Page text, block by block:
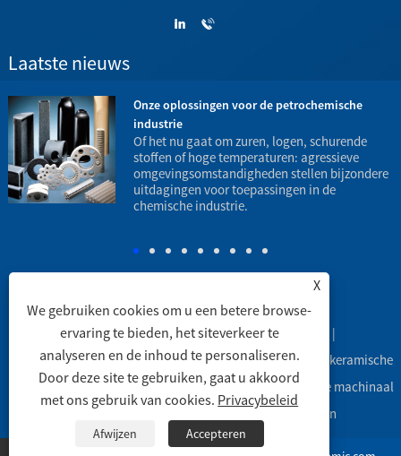
Laatste nieuws
Onze oplossingen voor de petrochemische
industrie
Of het nu gaat om zuren, logen, schurende
stoffen of hoge temperaturen: agressieve
omgevingsomstandigheden stellen bijzondere
uitdagingen voor toepassingen in de
chemische industrie.
Koppelingen| Sitemap| RSS|
|
Copyright © 2003 Engineering Ceramic Co., Ltd. - Alumina keramische
buizen, Alumina keramische labware, Alumina keramische machinaal
bewerkte onderdelen -Alle rechten voorbehouden
X
We gebruiken cookies om u een betere browse-
ervaring te bieden, het siteverkeer te
analyseren en de inhoud te personaliseren.
Door deze site te gebruiken, gaat u akkoord
met ons gebruik van cookies. Privacybeleid
Afwijzen Accepteren